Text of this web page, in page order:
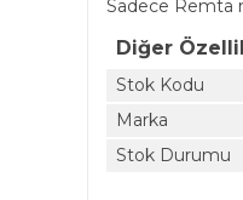
Sadece Remta
Diğer
Stok Kodu
Marka
Stok Durumu